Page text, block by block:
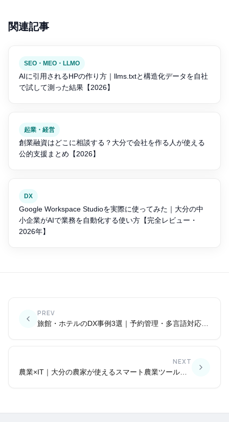
関連記事
SEO・MEO・LLMO
AIに引用されるHPの作り方｜llms.txtと構造化データを自社
で試して測った結果【2026】
起業・経営
創業融資はどこに相談する？大分で会社を作る人が使える
公的支援まとめ【2026】
DX
Google Workspace Studioを実際に使ってみた｜大分の中
小企業がAIで業務を自動化する使い方【完全レビュー・
2026年】
PREV
旅館・ホテルのDX事例3選｜予約管理・多言語対応・口コミ活用
NEXT
農業×IT｜大分の農家が使えるスマート農業ツールと補助金まとめ